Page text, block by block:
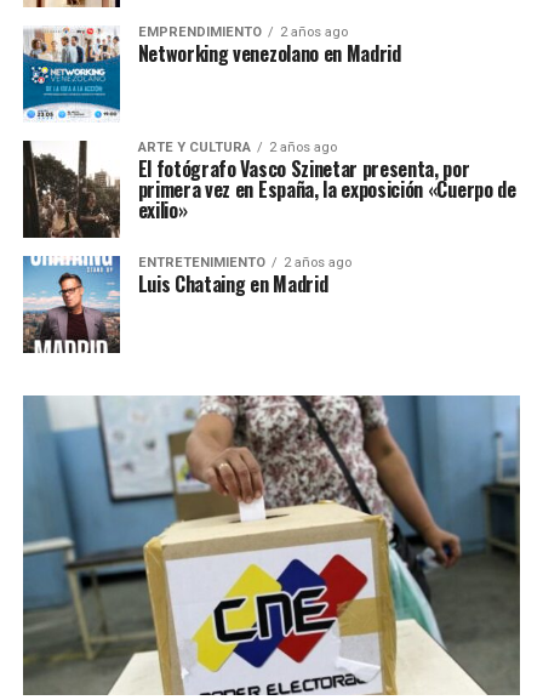
EMPRENDIMIENTO 2 años ago
Networking venezolano en Madrid
ARTE Y CULTURA 2 años ago
El fotógrafo Vasco Szinetar presenta, por
primera vez en España, la exposición «Cuerpo de
exilio»
ENTRETENIMIENTO 2 años ago
Luis Chataing en Madrid